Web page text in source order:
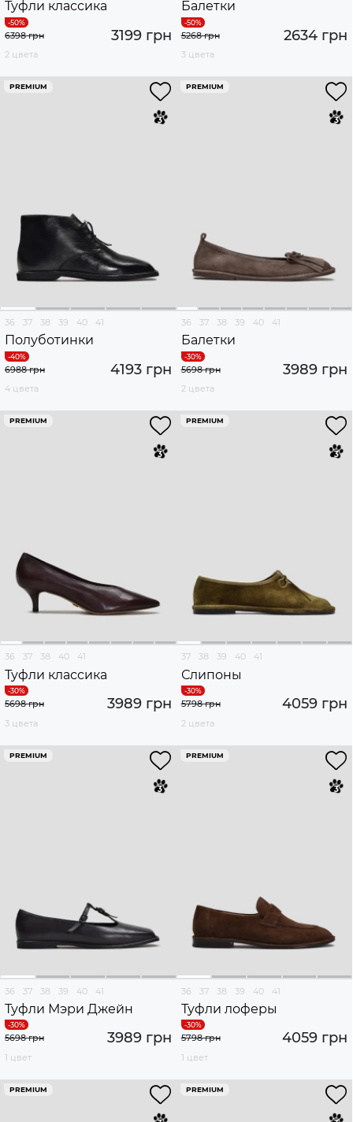
Туфли классика
3199 грн
6398 грн
2 цвета
Балетки
2634 грн
5268 грн
3 цвета
PREMIUM
36 37 38 39 40 41
Полуботинки
4193 грн
6988 грн
4 цвета
PREMIUM
36 37 38 39 40 41
Балетки
3989 грн
5698 грн
2 цвета
PREMIUM
36 37 38 40 41
Туфли классика
3989 грн
5698 грн
3 цвета
PREMIUM
37 38 39 40 41
Слипоны
4059 грн
5798 грн
2 цвета
PREMIUM
36 37 38 39 40 41
Туфли Мэри Джейн
3989 грн
5698 грн
1 цвет
PREMIUM
36 37 38 39 40 41
Туфли лоферы
4059 грн
5798 грн
1 цвет
PREMIUM PREMIUM